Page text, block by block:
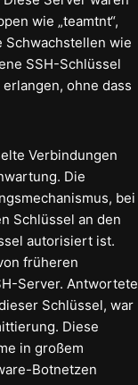
wie „teamtnt“,
Schwachstellen wie
SSH-Schlüssel
ohne dass
Verbindungen
Die
bei
Schlüssel an den
autorisiert ist.
früheren
Server. Antwortete
Schlüssel, war
Diese
in großem
Botnetzen